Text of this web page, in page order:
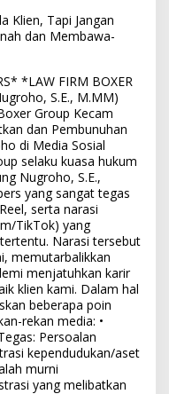
Klien, Tapi Jangan
dan Membawa-
*LAW FIRM BOXER
S.E., M.MM)
Group Kecam
dan Pembunuhan
di Media Sosial
selaku kuasa hukum
Nugroho, S.E.,
yang sangat tegas
serta narasi
TikTok) yang
Narasi tersebut
memutarbalikkan
menjatuhkan karir
klien kami. Dalam hal
beberapa poin
rekan media: •
Persoalan
kependudukan/aset
murni
yang melibatkan